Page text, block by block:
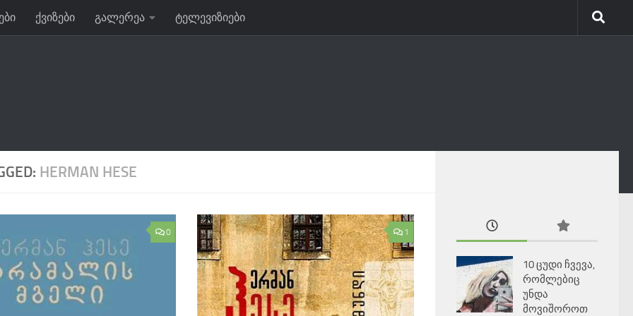
ქვიზები გალერეა ტელევიზიები
HERMAN HESE
0 1
10 ცუდი ჩვევა,
რომლებიც
უნდა
მოვიშოროთ